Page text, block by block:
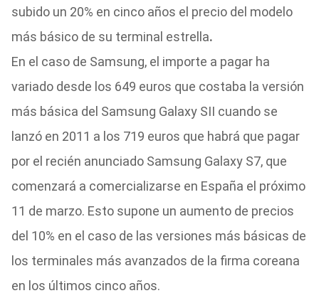
subido un 20% en cinco años el precio del modelo
más básico de su terminal estrella.
En el caso de Samsung, el importe a pagar ha
variado desde los 649 euros que costaba la versión
más básica del Samsung Galaxy SII cuando se
lanzó en 2011 a los 719 euros que habrá que pagar
por el recién anunciado Samsung Galaxy S7, que
comenzará a comercializarse en España el próximo
11 de marzo. Esto supone un aumento de precios
del 10% en el caso de las versiones más básicas de
los terminales más avanzados de la firma coreana
en los últimos cinco años.